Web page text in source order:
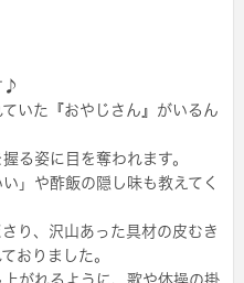
♪
いた『おやじさん』がいるん
る姿に目を奪われます。
」や酢飯の隠し味も教えてく
り、沢山あった具材の皮むき
おりました。
がれるように、歌や体操の掛